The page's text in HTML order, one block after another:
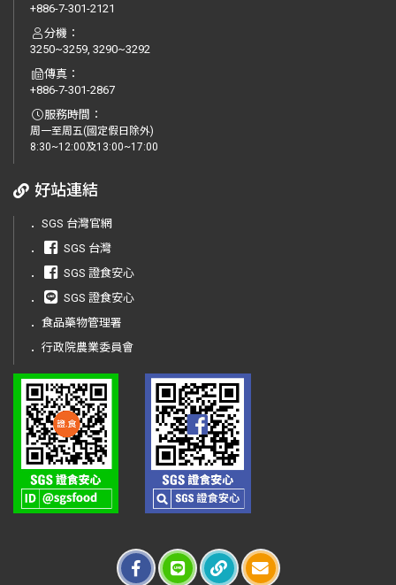
+886-7-301-2121
分機：
3250~3259, 3290~3292
傳真：
+886-7-301-2867
服務時間：
周一至周五(國定假日除外)
8:30~12:00及13:00~17:00
好站連結
． SGS 台灣官網
．
SGS 台灣
．
SGS 證食安心
．
SGS 證食安心
． 食品藥物管理署
． 行政院農業委員會